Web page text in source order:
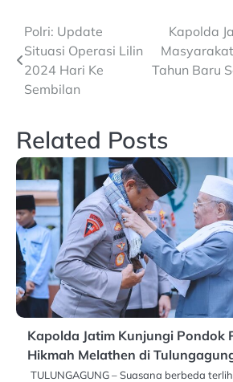
Post
navigation
Polri: Update
Situasi Operasi Lilin
2024 Hari Ke
Sembilan
Kapolda
Tahun Baru
Related Posts
Kapolda Jatim Kunjungi Pondok
Hikmah Melathen di
TULUNGAGUNG – Suasana berbeda